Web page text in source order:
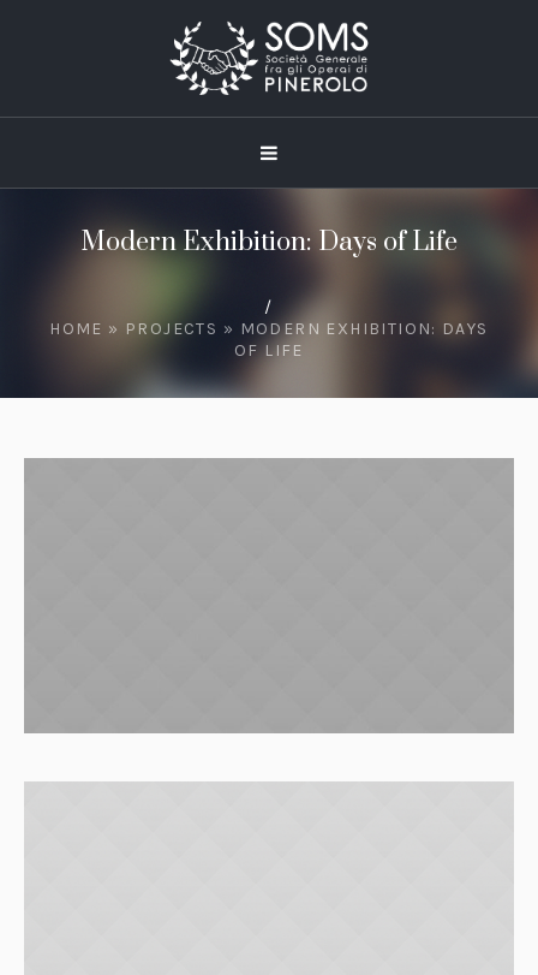
Modern Exhibition: Days of Life
/
HOME » PROJECTS » MODERN EXHIBITION: DAYS
OF LIFE